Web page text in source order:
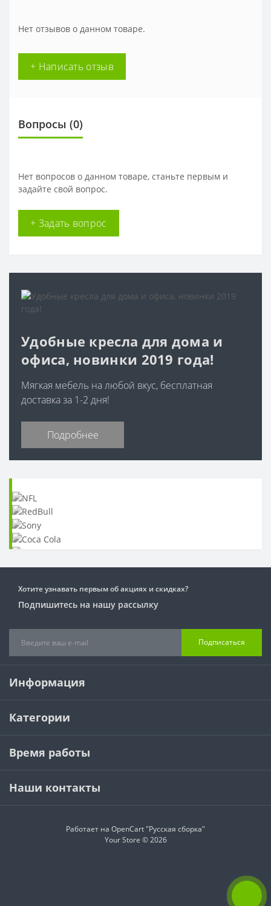
Нет отзывов о данном товаре.
+ Написать отзыв
Вопросы (0)
Нет вопросов о данном товаре, станьте первым и
задайте свой вопрос.
+ Задать вопрос
Удобные кресла для дома и
офиса, новинки 2019 года!
Мягкая мебель на любой вкус, бесплатная
доставка за 1-2 дня!
Подробнее
Хотите узнавать первым об акциях и скидках?
Подпишитесь на нашу рассылку
Подписаться
Информация
Категории
Время работы
Наши контакты
Работает на OpenCart "Русская сборка"
Your Store © 2026